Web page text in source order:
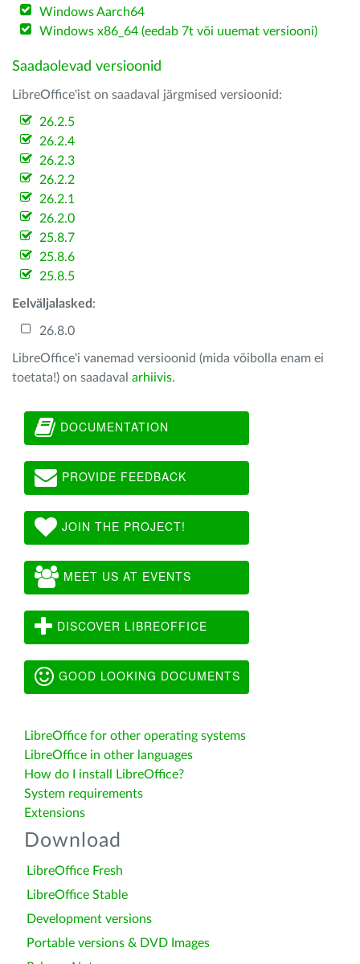
Windows Aarch64
Windows x86_64 (eedab 7t või uuemat versiooni)
Saadaolevad versioonid
LibreOffice'ist on saadaval järgmised versioonid:
26.2.5
26.2.4
26.2.3
26.2.2
26.2.1
26.2.0
25.8.7
25.8.6
25.8.5
Eelväljalasked :
26.8.0
LibreOffice'i vanemad versioonid (mida võibolla enam ei
toetata!) on saadaval arhiivis.
DOCUMENTATION
PROVIDE FEEDBACK
JOIN THE PROJECT!
MEET US AT EVENTS
DISCOVER LIBREOFFICE
GOOD LOOKING DOCUMENTS
LibreOffice for other operating systems
LibreOffice in other languages
How do I install LibreOffice?
System requirements
Extensions
Download
LibreOffice Fresh
LibreOffice Stable
Development versions
Portable versions & DVD Images